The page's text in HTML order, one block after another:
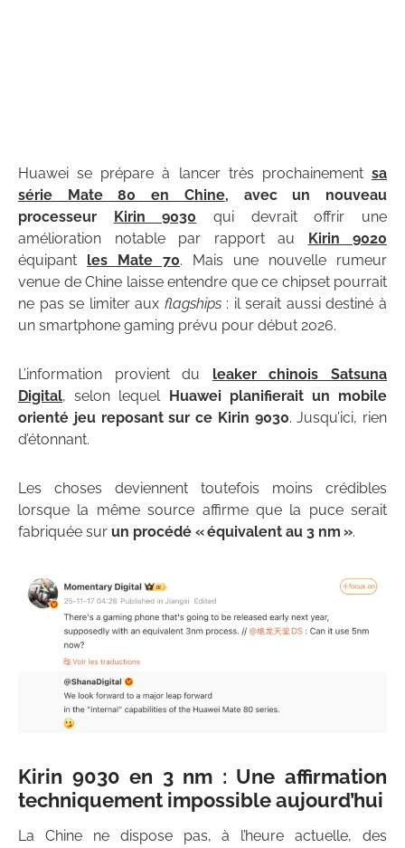
Huawei se prépare à lancer très prochainement sa
série Mate 80 en Chine, avec un nouveau
processeur Kirin 9030 qui devrait offrir une
amélioration notable par rapport au Kirin 9020
équipant les Mate 70. Mais une nouvelle rumeur
venue de Chine laisse entendre que ce chipset pourrait
ne pas se limiter aux flagships: il serait aussi destiné à
un smartphone gaming prévu pour début 2026.
L’information provient du leaker chinois Satsuna
Digital, selon lequel Huawei planifierait un mobile
orienté jeu reposant sur ce Kirin 9030. Jusqu’ici, rien
d’étonnant.
Les choses deviennent toutefois moins crédibles
lorsque la même source affirme que la puce serait
fabriquée sur un procédé « équivalent au 3 nm ».
Kirin 9030 en 3 nm : Une affirmation
techniquement impossible aujourd’hui
La Chine ne dispose pas, à l’heure actuelle, des